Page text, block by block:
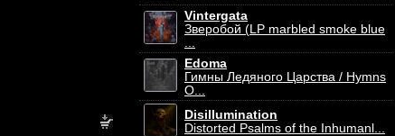
Vintergata
Зверобой (LP marbled smoke blue
...
Edoma
Гимны Ледяного Царства / Hymns
O...
Disillumination
Distorted Psalms of the Inhumanl...